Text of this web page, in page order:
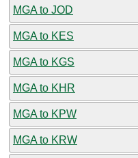
MGA to JOD
MGA to KES
MGA to KGS
MGA to KHR
MGA to KPW
MGA to KRW